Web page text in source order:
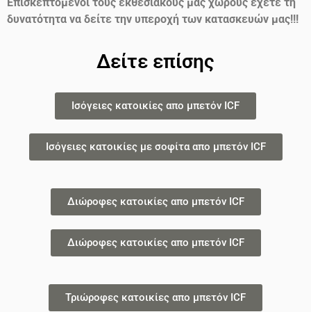
Επισκεπτόμενοι τους εκθεσιακούς μας χώρους έχετε τη
δυνατότητα να δείτε την υπεροχή των κατασκευών μας!!!
Δείτε επίσης
Ισόγειες κατοικίες απο μπετόν ICF
Ισόγειες κατοικίες με σοφίτα απο μπετόν ICF
Διώροφες κατοικίες απο μπετόν ICF
Διώροφες κατοικίες απο μπετόν ICF
Τριώροφες κατοικίες απο μπετόν ICF